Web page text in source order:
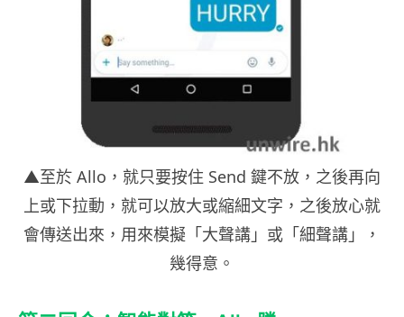
▲至於 Allo，就只要按住 Send 鍵不放，之後再向
上或下拉動，就可以放大或縮細文字，之後放心就
會傳送出來，用來模擬「大聲講」或「細聲講」，
幾得意。